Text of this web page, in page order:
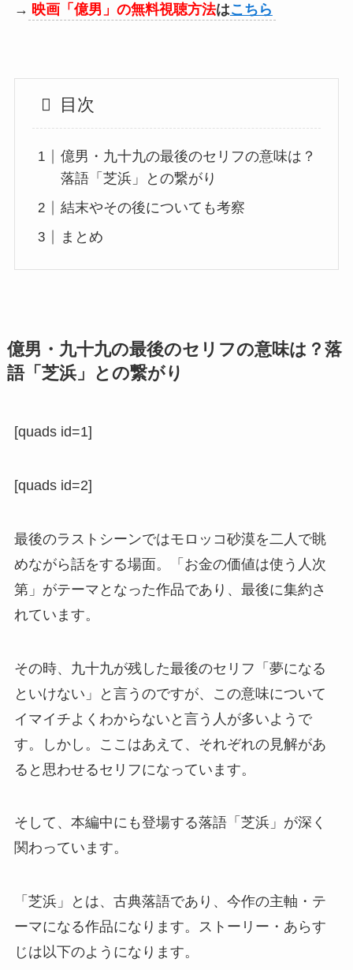
→ 映画「億男」の無料視聴方法はこちら
目次
億男・九十九の最後のセリフの意味は？
落語「芝浜」との繋がり
結末やその後についても考察
まとめ
億男・九十九の最後のセリフの意味は？落
語「芝浜」との繋がり
[quads id=1]
[quads id=2]
最後のラストシーンではモロッコ砂漠を二人で眺
めながら話をする場面。「お金の価値は使う人次
第」がテーマとなった作品であり、最後に集約さ
れています。
その時、九十九が残した最後のセリフ「夢になる
といけない」と言うのですが、この意味について
イマイチよくわからないと言う人が多いようで
す。しかし。ここはあえて、それぞれの見解があ
ると思わせるセリフになっています。
そして、本編中にも登場する落語「芝浜」が深く
関わっています。
「芝浜」とは、古典落語であり、今作の主軸・テ
ーマになる作品になります。ストーリー・あらす
じは以下のようになります。